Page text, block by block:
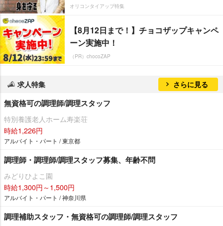
オリコンタイアップ特集
【8月12日まで！】チョコザップキャンペ
ーン実施中！
（PR）chocoZAP
求人特集 さらに見る
無資格可の調理師/調理スタッフ
特別養護老人ホーム寿楽荘
時給1,226円
アルバイト・パート / 東京都
調理師・調理師/調理スタッフ募集、年齢不問
みどりひよこ園
時給1,300円～1,500円
アルバイト・パート / 神奈川県
調理補助スタッフ・無資格可の調理師/調理スタッフ